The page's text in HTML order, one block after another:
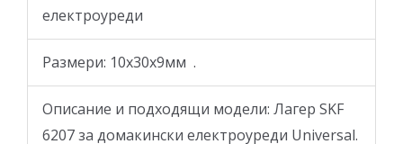
електроуреди
Размери: 10x30x9мм .
Описание и подходящи модели: Лагер SKF
6207 за домакински електроуреди Universal.